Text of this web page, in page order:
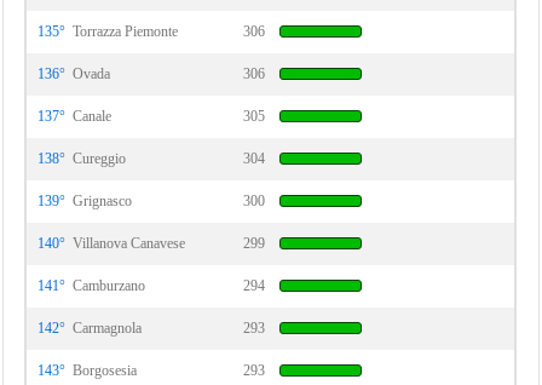
135° Torrazza Piemonte 306
136° Ovada 306
137° Canale 305
138° Cureggio 304
139° Grignasco 300
140° Villanova Canavese 299
141° Camburzano 294
142° Carmagnola 293
143° Borgosesia 293